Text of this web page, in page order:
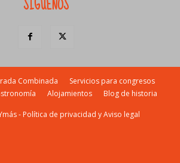
Combinada
Servicios para congresos
Alojamientos Blog de historia
- Política de privacidad y Aviso legal